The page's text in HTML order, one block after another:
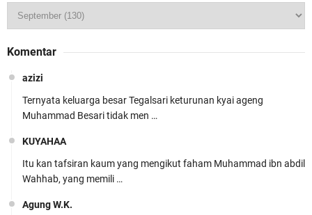
Komentar
azizi
Ternyata keluarga besar Tegalsari keturunan kyai ageng
Muhammad Besari tidak men …
KUYAHAA
Itu kan tafsiran kaum yang mengikut faham Muhammad ibn abdil
Wahhab, yang memili …
Agung W.K.